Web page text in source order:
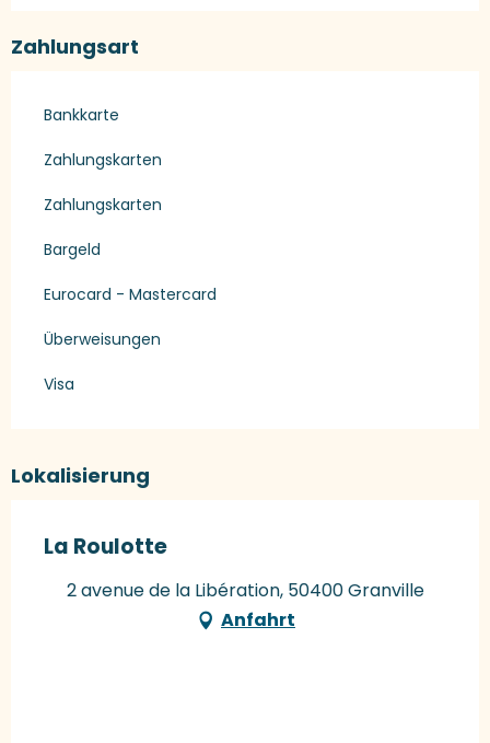
Zahlungsart
Bankkarte
Zahlungskarten
Zahlungskarten
Bargeld
Eurocard - Mastercard
Überweisungen
Visa
Lokalisierung
La Roulotte
2 avenue de la Libération, 50400 Granville
Anfahrt